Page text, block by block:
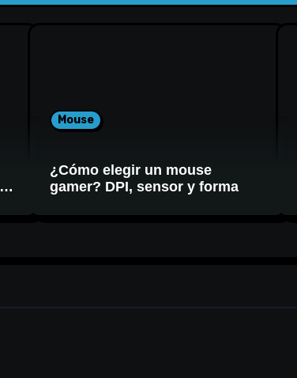
Mouse
¿Cómo elegir un mouse
gamer? DPI, sensor y forma